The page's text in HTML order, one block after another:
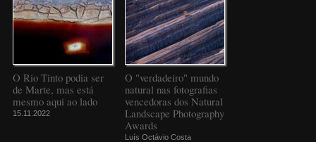
O Rio Tinto podia ser
de Marte, mas está
mesmo aqui ao lado
15.11.2022
O "verdadeiro" mundo
natural nas fotografias
vencedoras dos Natural
Landscape Photography
Awards
Luís Octávio Costa